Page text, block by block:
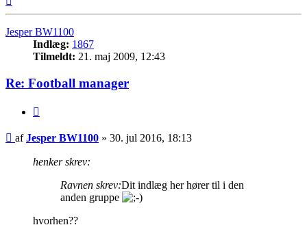
Jesper BW1100
Indlæg: 1867
Tilmeldt: 21. maj 2009, 12:43
Re: Football manager
Indlæg
afJesper BW1100 » 30. jul 2016, 18:13
henker skrev:
Ravnen skrev:Dit indlæg her hører til i den
anden gruppe
hvorhen??